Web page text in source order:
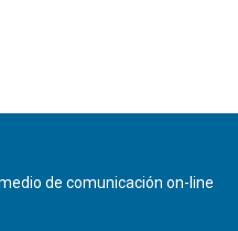
de comunicación on-line